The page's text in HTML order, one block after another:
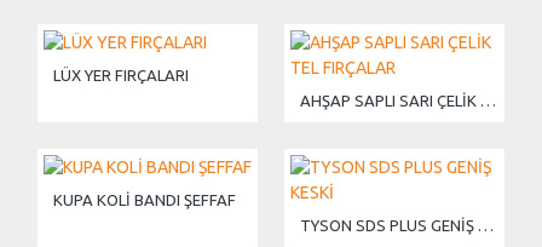
LÜX YER FIRÇALARI
AHŞAP SAPLI SARI ÇELİK TEL FIRÇALAR
KUPA KOLİ BANDI ŞEFFAF
TYSON SDS PLUS GENİŞ KESKİ